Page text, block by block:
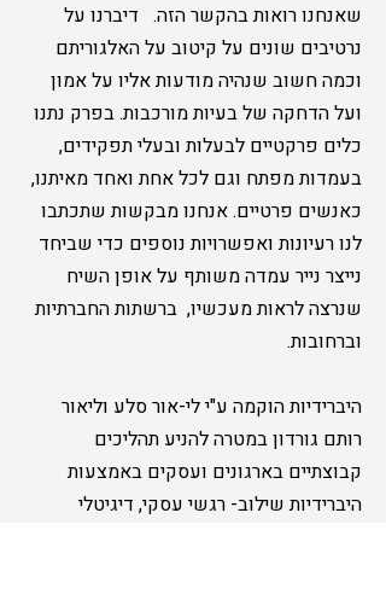
שאנחנו רואות בהקשר הזה. דיברנו על
נרטיבים שונים על קיטוב על האלגוריתם
וכמה חשוב שנהיה מודעות אליו על אמון
ועל הדחקה של בעיות מורכבות. בפרק נתנו
כלים פרקטיים לבעלות ובעלי תפקידים,
בעמדות מפתח וגם לכל אחת ואחד מאיתנו,
כאנשים פרטיים. אנחנו מבקשות שתכתבו
לנו רעיונות ואפשרויות נוספים כדי שביחד
נייצר נייר עמדה משותף על אופן השיח
שנרצה לראות מעכשיו, ברשתות החברתיות
וברחובות.
היברידיות ⁠⁠⁠הוקמה ע"י לי-אור סלע וליאור
רותם גורדון במטרה להניע תהליכים
קבוצתיים בארגונים ועסקים באמצעות
היברידיות שילוב- רגשי עסקי, דיגיטלי